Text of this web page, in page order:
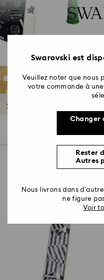
Accesskeys list
0 - Header
2 - Footer
4 - Search results
Swarovski Creators
Swarovski est
Veuillez noter que nous
votre commande à
Changer
Rester
Autres
Nous livrons dans
ne figure
Voir